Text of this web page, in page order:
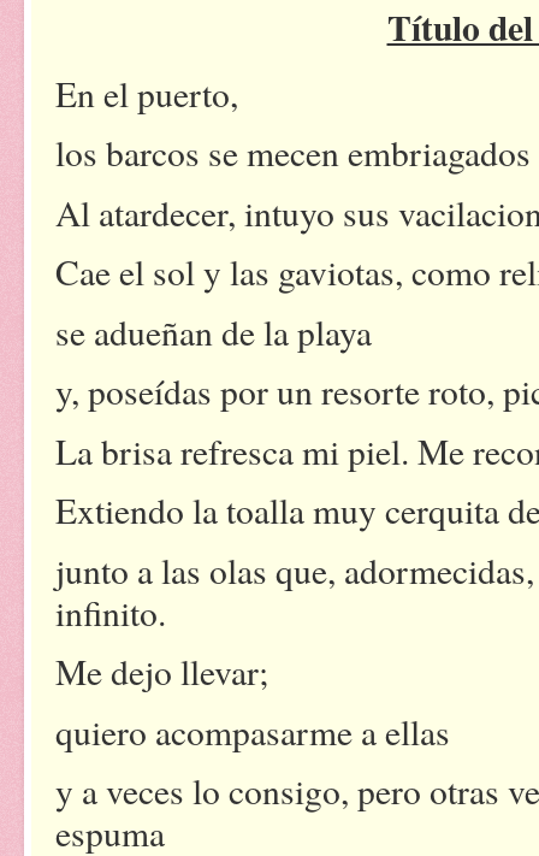
Título
En el puerto,
los barcos se mecen
Al atardecer, intuyo sus
Cae el sol y las gaviotas, como
se adueñan de la playa
y, poseídas por un resorte roto,
La brisa refresca mi piel. Me
Extiendo la toalla muy cerquita
junto a las olas que,
infinito.
Me dejo llevar;
quiero acompasarme a ellas
y a veces lo consigo, pero otras
espuma